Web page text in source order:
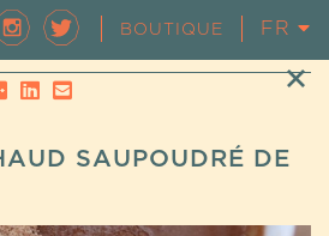
BOUTIQUE FR
EN
SAUPOUDRÉ DE